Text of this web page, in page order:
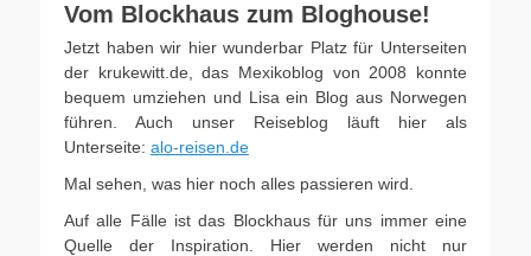
Vom Blockhaus zum Bloghouse!
Jetzt haben wir hier wunderbar Platz für Unterseiten
der krukewitt.de, das Mexikoblog von 2008 konnte
bequem umziehen und Lisa ein Blog aus Norwegen
führen. Auch unser Reiseblog läuft hier als
Unterseite: alo-reisen.de
Mal sehen, was hier noch alles passieren wird.
Auf alle Fälle ist das Blockhaus für uns immer eine
Quelle der Inspiration. Hier werden nicht nur